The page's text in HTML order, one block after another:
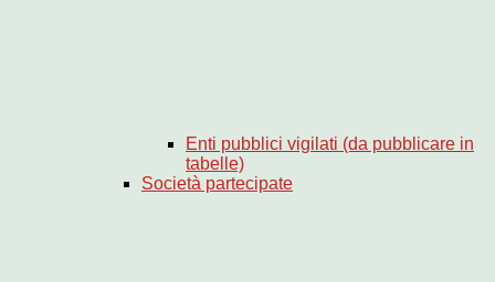
Enti pubblici vigilati (da pubblicare in
tabelle)
Società partecipate